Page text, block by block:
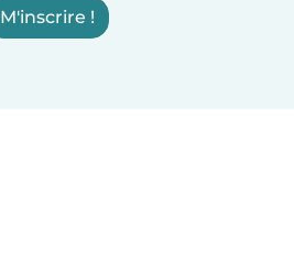
M'inscrire !